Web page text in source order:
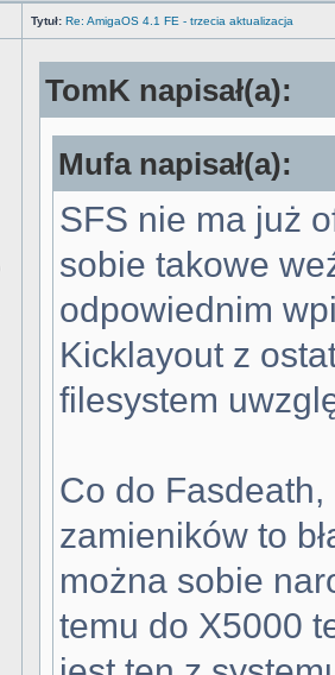
Tytuł: Re: AmigaOS 4.1 FE - trzecia aktualizacja
TomK napisał(a):
Mufa napisał(a):
SFS nie ma już
sobie takowe
odpowiednim
Kicklayout z
filesystem
Co do
zamieników to
można sobie
temu do X5000